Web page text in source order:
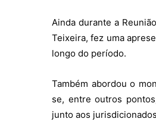
Ainda durante a
Teixeira, fez uma
longo do período.
Também abordou o
se, entre outros
junto aos